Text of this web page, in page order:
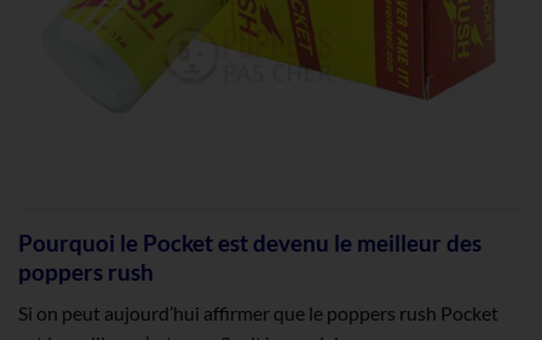
Pourquoi le Pocket est devenu le meilleur des
poppers rush
Si on peut aujourd’hui affirmer que le poppers rush Pocket